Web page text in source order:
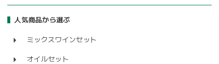
人気商品から選ぶ
ミックスワインセット
オイルセット